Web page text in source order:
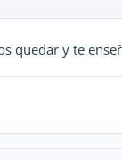
quedar y te